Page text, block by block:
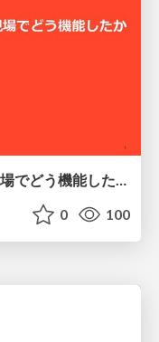
グローバル基準のSREは、運用現場でどう機能したか：成熟度アセスメントの実践 ／ SRE NEXT 2026
0 100